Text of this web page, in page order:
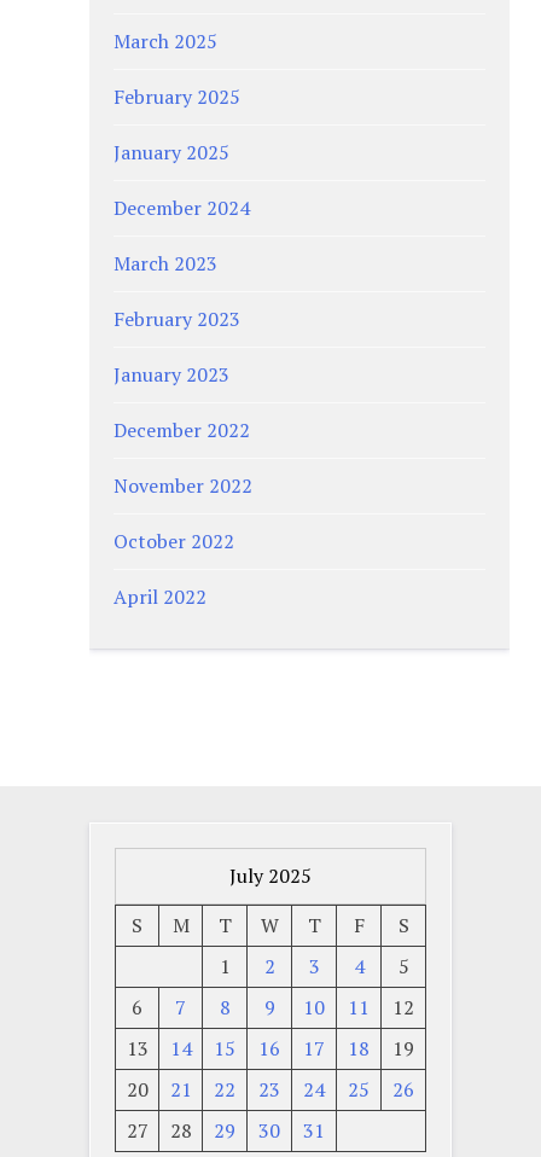
March 2025
February 2025
January 2025
December 2024
March 2023
February 2023
January 2023
December 2022
November 2022
October 2022
April 2022
July 2025
S
M T W T F
S
1
2 3 4
5
6
7 8 9 10 11
12
13
14 15 16 17 18
19
20
21 22 23 24 25
26
27
28 29 30 31